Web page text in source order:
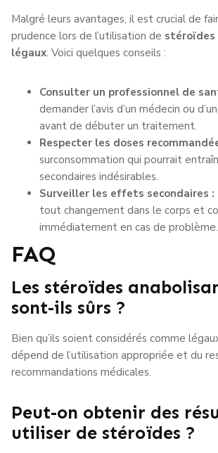
Malgré leurs avantages, il est crucial de
prudence lors de l’utilisation de stéroïdes
légaux. Voici quelques conseils :
Consulter un professionnel de
demander l’avis d’un médecin ou
avant de débuter un traitement.
Respecter les doses
surconsommation qui pourrait
secondaires indésirables.
Surveiller les effets secondaires :
tout changement dans le corps et
immédiatement en cas de problème.
FAQ
Les stéroïdes
sont-ils sûrs ?
Bien qu’ils soient considérés comme
dépend de l’utilisation appropriée et du
recommandations médicales.
Peut-on obtenir des
utiliser de stéroïdes ?